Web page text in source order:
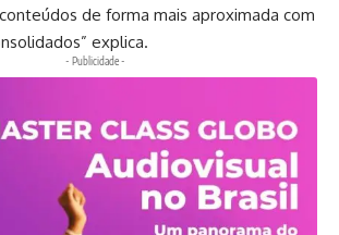
de forma mais aproximada com
explica.
- Publicidade -